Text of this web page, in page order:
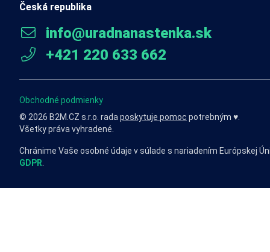
Česká republika
info@uradnanastenka.sk
+421 220 633 662
Obchodné podmienky
© 2026 B2M.CZ s.r.o. rada poskytuje pomoc potrebným ♥️.
Všetky práva vyhradené.
Chránime Vaše osobné údaje v súlade s nariadením Európskej
GDPR